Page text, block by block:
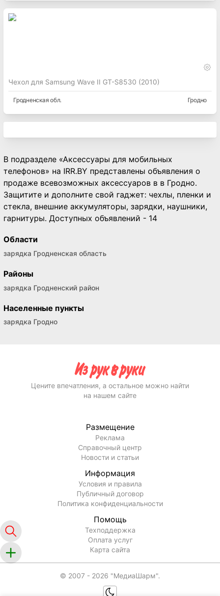
Чехол для Samsung Wave II GT-S8530 (2010)
Гродненская обл. Гродно
В подразделе «Аксессуары для мобильных
телефонов» на IRR.BY представлены объявления о
продаже всевозможных аксессуаров в в Гродно.
Защитите и дополните свой гаджет: чехлы, пленки и
стекла, внешние аккумуляторы, зарядки, наушники,
гарнитуры. Доступных объявлений - 14
Области
зарядка Гродненская область
Районы
зарядка Гродненский район
Населенные пункты
зарядка Гродно
Цените впечатления, а остальное можно найти
на нашем сайте
Размещение
Реклама
Справочный центр
Новости и статьи
Информация
Условия и правила
Публичный договор
Политика конфиденциальности
Помощь
Техподдержка
Оплата услуг
Карта сайта
© 2007 - 2026 "МедиаШарм".